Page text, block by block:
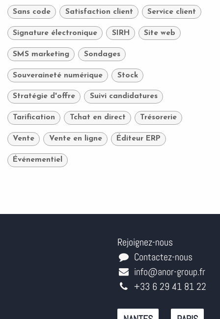
Sans code Satisfaction client Service client
Signature électronique SIRH Site web
SMS marketing Sondages
Souveraineté numérique Stock
Stratégie d'offre Suivi candidatures
Tarification Tchat en direct Trésorerie
Vente Vente en ligne Éditeur ERP
Événementiel
Rejoignez-nous
Contactez-nous
info@anor-group.fr
+33 6 29 41 81 22